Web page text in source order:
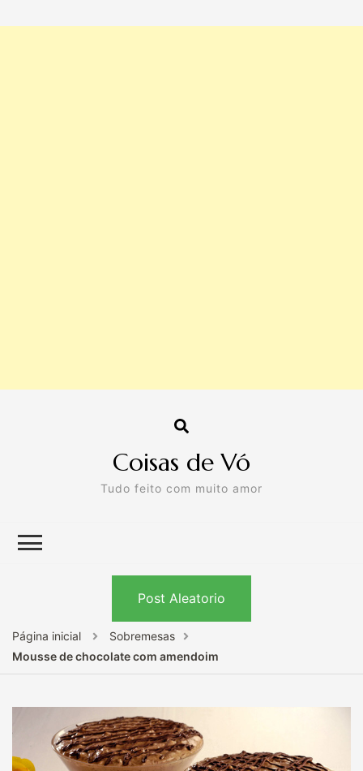
Coisas de Vó
Tudo feito com muito amor
Post Aleatorio
Página inicial
Sobremesas
Mousse de chocolate com amendoim